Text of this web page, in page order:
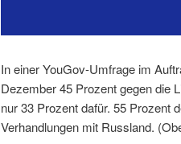
In einer YouGov-Umfrage im
Dezember 45 Prozent gegen die
nur 33 Prozent dafür. 55 Prozent
Verhandlungen mit Russland.